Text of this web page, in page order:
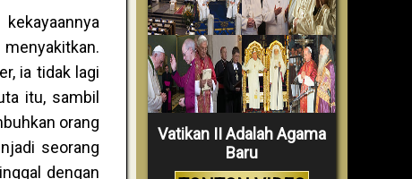
ia tidak lagi
itu, sambil
orang
seorang
dengan
Vatikan II Adalah Agama
Baru